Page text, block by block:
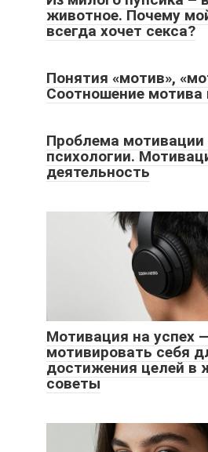
животное. Почему
всегда хочет секса?
Понятия «мотив»,
Соотношение мотива
Проблема мотивации
психологии.
деятельность
Мотивация на успех
мотивировать себя
достижения целей в
советы